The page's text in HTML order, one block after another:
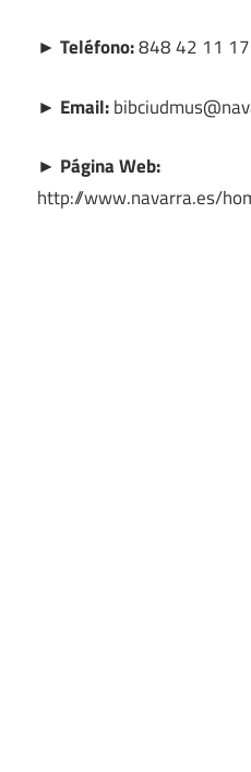
► Teléfono:848 42 11 17
► Email:
► Página Web:
http://www.navarra.es/